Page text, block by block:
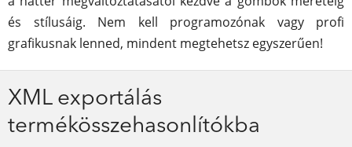
és stílusáig. Nem kell programozónak vagy profi
grafikusnak lenned, mindent megtehetsz egyszerűen!
XML exportálás
termékösszehasonlítókba